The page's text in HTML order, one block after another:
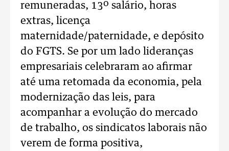
remuneradas, 13º salário, horas
extras, licença
maternidade/paternidade, e depósito
do FGTS. Se por um lado lideranças
empresariais celebraram ao afirmar
até uma retomada da economia, pela
modernização das leis, para
acompanhar a evolução do mercado
de trabalho, os sindicatos laborais não
verem de forma positiva,